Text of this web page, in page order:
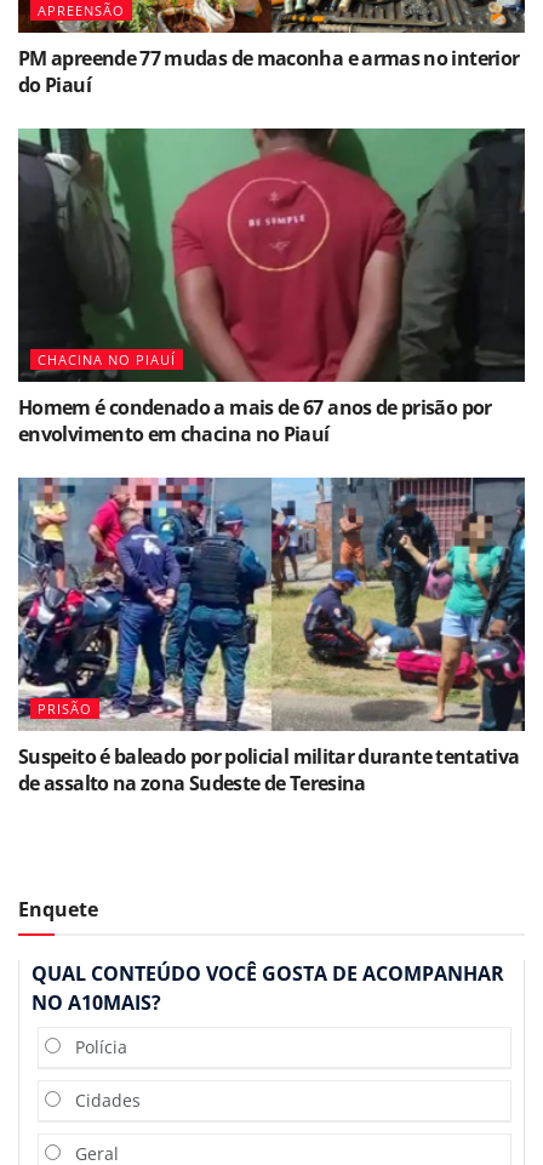
APREENSÃO
PM apreende 77 mudas de maconha e armas no interior
do Piauí
CHACINA NO PIAUÍ
Homem é condenado a mais de 67 anos de prisão por
envolvimento em chacina no Piauí
PRISÃO
Suspeito é baleado por policial militar durante tentativa
de assalto na zona Sudeste de Teresina
Enquete
QUAL CONTEÚDO VOCÊ GOSTA DE ACOMPANHAR
NO A10MAIS?
Polícia
Cidades
Geral